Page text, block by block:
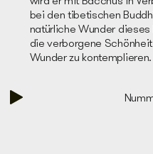
bei den tibetischen
natürliche Wunder
die verborgene
Wunder zu kontemplieren.